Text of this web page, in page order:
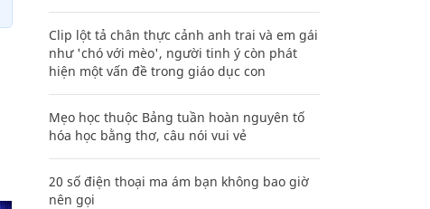
Clip lột tả chân thực cảnh anh trai và em gái
như 'chó với mèo', người tinh ý còn phát
hiện một vấn đề trong giáo dục con
Mẹo học thuộc Bảng tuần hoàn nguyên tố
hóa học bằng thơ, câu nói vui vẻ
20 số điện thoại ma ám bạn không bao giờ
nên gọi